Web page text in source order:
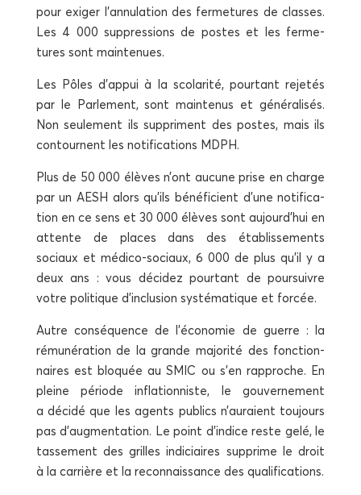
pour exi­ger l’annulation des fer­me­tures de classes.
Les 4 000 sup­pres­sions de postes et les fer­me­
tures sont maintenues.
Les Pôles d’appui à la sco­la­ri­té, pour­tant reje­tés
par le Par­le­ment, sont main­te­nus et géné­ra­li­sés.
Non seule­ment ils sup­priment des postes, mais ils
contournent les noti­fi­ca­tions MDPH.
Plus de 50 000 élèves n’ont aucune prise en charge
par un AESH alors qu’ils béné­fi­cient d’une noti­fi­ca­
tion en ce sens et 30 000 élèves sont aujourd’hui en
attente de places dans des éta­blis­se­ments
sociaux et médi­co-sociaux, 6 000 de plus qu’il y a
deux ans : vous déci­dez pour­tant de pour­suivre
votre poli­tique d’inclusion sys­té­ma­tique et forcée.
Autre consé­quence de l’économie de guerre : la
rému­né­ra­tion de la grande majo­ri­té des fonc­tion­
naires est blo­quée au SMIC ou s’en rap­proche. En
pleine période infla­tion­niste, le gou­ver­ne­ment
a déci­dé que les agents publics n’auraient tou­jours
pas d’augmentation. Le point d’indice reste gelé, le
tas­se­ment des grilles indi­ciaires sup­prime le droit
à la car­rière et la recon­nais­sance des qualifications.